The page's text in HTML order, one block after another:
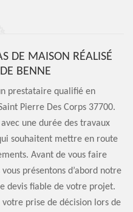
DE MAISON RÉALISÉ
BENNE
prestataire qualifié en
Pierre Des Corps 37700.
une durée des travaux
souhaitent mettre en route
Avant de vous faire
présentons d’abord notre
devis fiable de votre projet.
prise de décision lors de